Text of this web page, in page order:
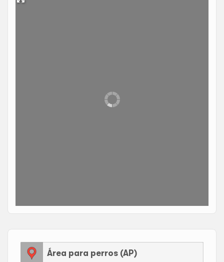
Área para perros (AP)